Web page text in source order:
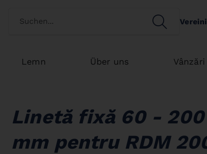
Switch customertype SEARCH
Lemn Über uns Vânzări
Linetă fixă 60 - 200
mm pentru RDM